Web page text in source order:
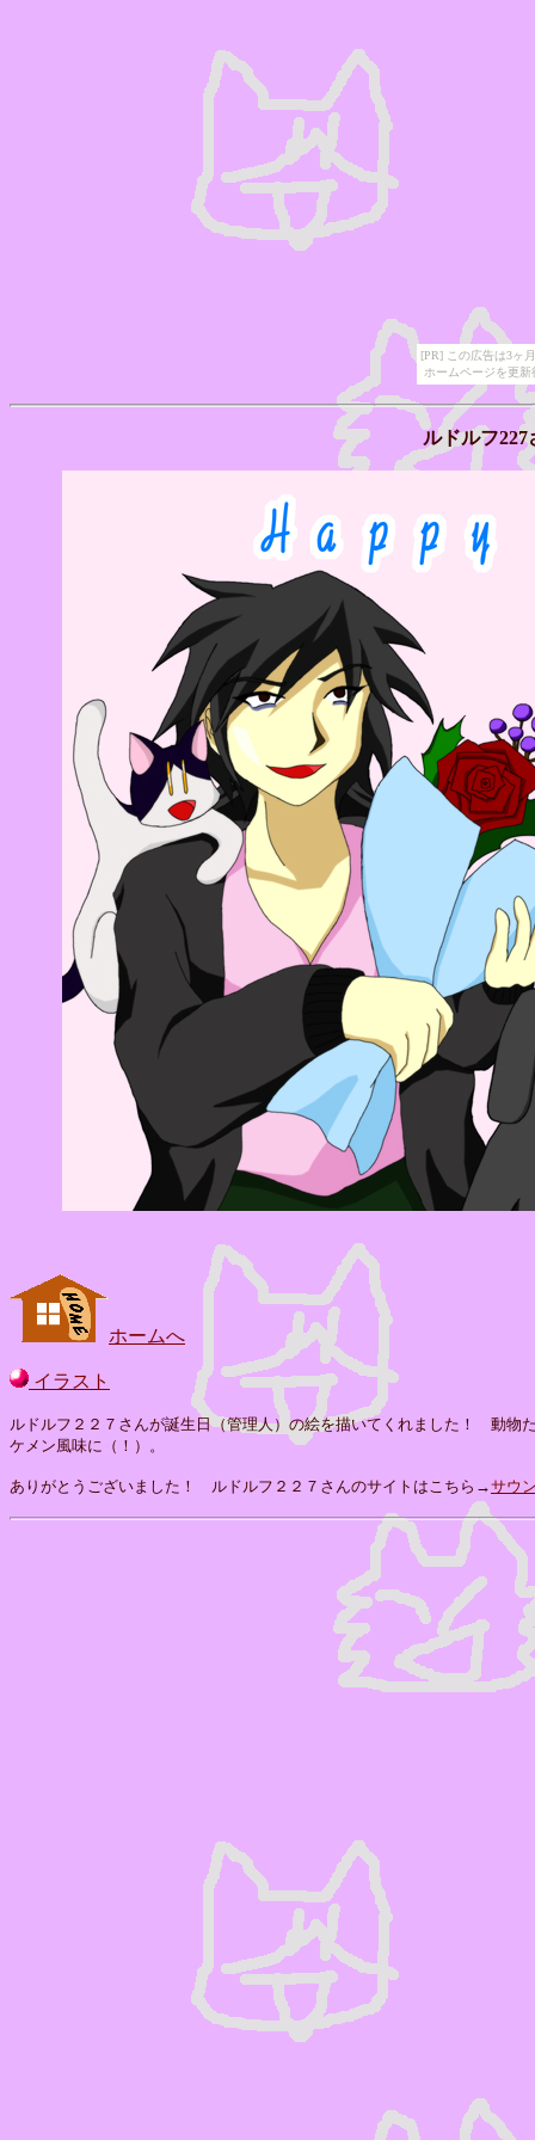
[PR] この広告は3ヶ
ホームページを更
ルドルフ
ホームへ
イラスト
ルドルフ２２７さんが誕生日（管理人）の絵を描いてくれました！ 動物
ケメン風味に（！）。
ありがとうございました！ ルドルフ２２７さんのサイトはこちら→サウ